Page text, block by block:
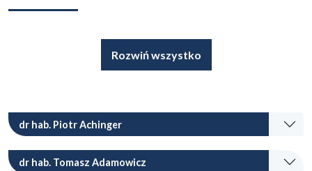
Rozwiń wszystko
dr hab. Piotr Achinger
dr hab. Tomasz Adamowicz